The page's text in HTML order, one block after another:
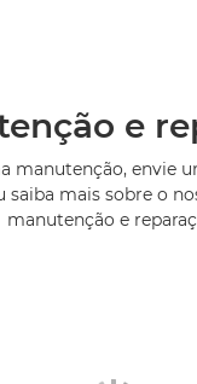
e
manutenção, envie
saiba mais sobre o
manutenção e